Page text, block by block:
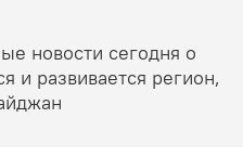
новости сегодня о
и развивается регион,